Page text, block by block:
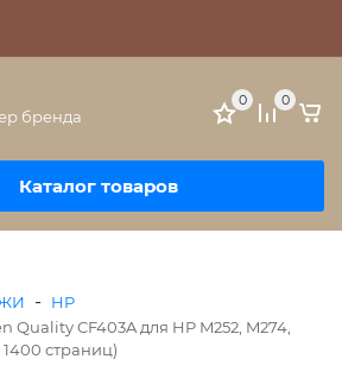
бренда
Каталог товаров
0 0
- HP
Quality CF403A для HP M252, M274,
страниц)